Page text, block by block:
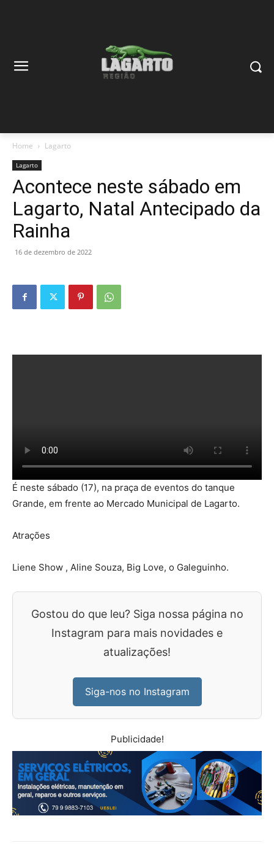
Home Lagarto
Lagarto
Acontece neste sábado em
Lagarto, Natal Antecipado da
Rainha
16 de dezembro de 2022
É neste sábado (17), na praça de eventos do tanque
Grande, em frente ao Mercado Municipal de Lagarto.
Atrações
Liene Show , Aline Souza, Big Love, o Galeguinho.
Gostou do que leu? Siga nossa página no
Instagram para mais novidades e
atualizações!
Siga-nos no Instagram
Publicidade!